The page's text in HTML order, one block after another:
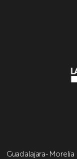
Guadalajara-Morelia